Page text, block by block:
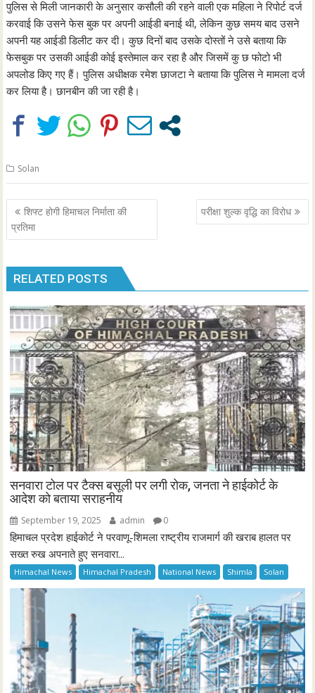
पुलिस से मिली जानकारी के अनुसार कसौली की रहने वाली एक महिला ने रिपोर्ट दर्ज
करवाई कि उसने फेस बुक पर अपनी आईडी बनाई थी, लेकिन कुछ समय बाद उसने
अपनी यह आईडी डिलीट कर दी। कुछ दिनों बाद उसके दोस्तों ने उसे बताया कि
फेसबुक पर उसकी आईडी कोई इस्तेमाल कर रहा है और जिसमें कु छ फोटो भी
अपलोड किए गए हैं। पुलिस अधीक्षक रमेश छाजटा ने बताया कि पुलिस ने मामला दर्ज
कर लिया है। छानबीन की जा रही है।
Solan
Post
navigation
शिफ्ट होगी हिमाचल निर्माता की
प्रतिमा
परीक्षा शुल्क वृद्धि का विरोध
RELATED POSTS
सनवारा टोल पर टैक्स बसूली पर लगी रोक, जनता ने हाईकोर्ट के
आदेश को बताया सराहनीय
September 19, 2025 admin 0
हिमाचल प्रदेश हाईकोर्ट ने परवाणू-शिमला राष्ट्रीय राजमार्ग की खराब हालत पर
सख्त रुख अपनाते हुए सनवारा...
Himachal News Himachal Pradesh National News Shimla Solan